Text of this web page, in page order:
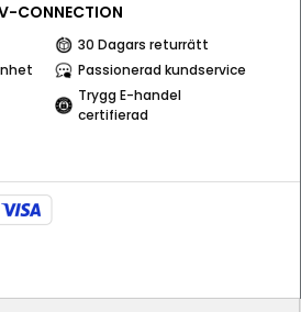
CONNECTION
30 Dagars returrätt
Passionerad kundservice
Trygg E-handel
certifierad